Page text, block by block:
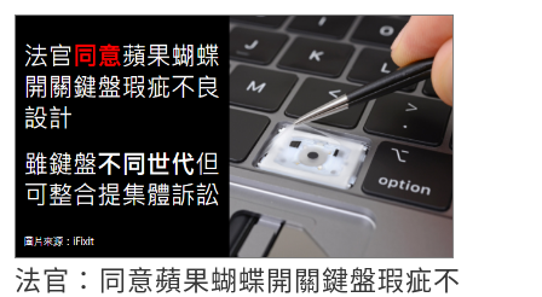
法官：同意蘋果蝴蝶開關鍵盤瑕疵不